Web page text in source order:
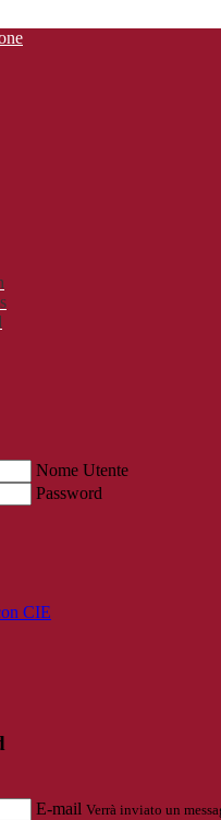
Nome Utente
Password
CIE
E-mail Verrà inviato un